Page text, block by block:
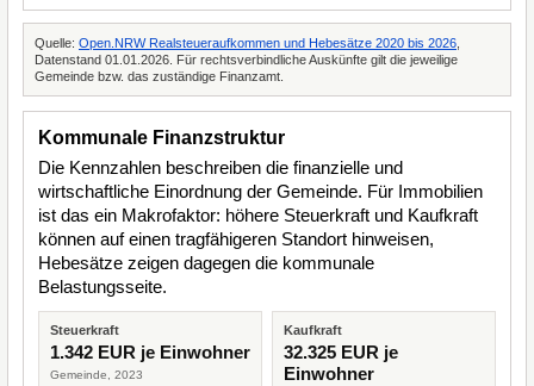
Quelle: Open.NRW Realsteueraufkommen und Hebesätze 2020 bis 2026
Datenstand 01.01.2026. Für rechtsverbindliche Auskünfte gilt die jeweilige
Gemeinde bzw. das zuständige Finanzamt.
Kommunale Finanzstruktur
Die Kennzahlen beschreiben die finanzielle und
wirtschaftliche Einordnung der Gemeinde. Für Immobilien
ist das ein Makrofaktor: höhere Steuerkraft und Kaufkraft
können auf einen tragfähigeren Standort hinweisen,
Hebesätze zeigen dagegen die kommunale
Belastungsseite.
Steuerkraft
1.342 EUR je Einwohner
Gemeinde, 2023
Kaufkraft
32.325 EUR je
Einwohner